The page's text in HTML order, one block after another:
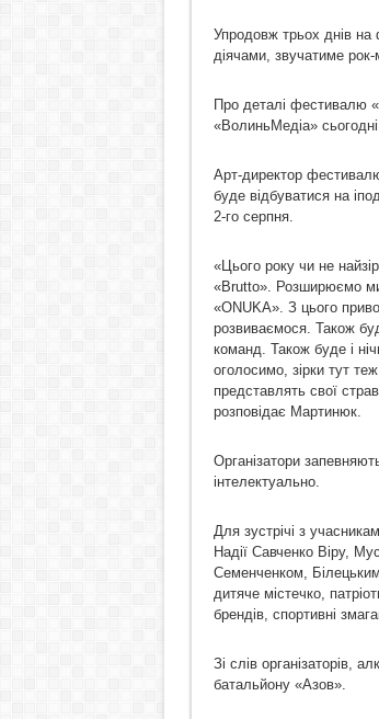
Упродовж трьох днів на
діячами, звучатиме
Про деталі фестивалю
«ВолиньМедіа»
Арт-директор
буде відбуватися на
2-го серпня.
«Цього року чи не
«Brutto». Розширюємо ми
«ONUKA». З цього
розвиваємося. Також
команд. Також буде і
оголосимо, зірки тут
представлять свої
розповідає Мартинюк.
Організатори
інтелектуально.
Для зустрічі з
Надії Савченко Віру,
Семенченком,
дитяче містечко,
брендів, спортивні
Зі слів організаторів,
батальйону «Азов».